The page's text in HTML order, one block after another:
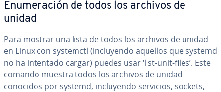
Enu­me­ra­ción de todos los archivos de
unidad
Para mostrar una lista de todos los archivos de unidad
en Linux con systemctl (in­clu­ye­n­do aquellos que systemd
no ha intentado cargar) puedes usar ‘list-unit-files’. Este
comando muestra todos los archivos de unidad
conocidos por systemd, in­clu­ye­n­do servicios, sockets,